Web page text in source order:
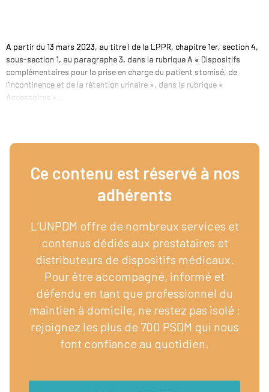
A partir du 13 mars 2023, au titre I de la LPPR, chapitre 1er, section 4,
sous-section 1, au paragraphe 3, dans la rubrique A « Dispositifs
complémentaires pour la prise en charge du patient stomisé, de
l’incontinence et de la rétention urinaire », dans la rubrique «
Accessoires »,...
Ce contenu est réservé à nos
adhérents​
L’UNPDM offre de nombreux services et
contenus dédiés aux prestataires et
distributeurs de dispositifs médicaux.
Pour être accompagné, informé et
défendu en tant que professionnel du
maintien à domicile, ne restez pas isolé :
rejoignez les plus de 700 PSDM qui nous
font confiance au quotidien.